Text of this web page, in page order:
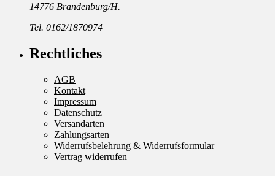
14776 Brandenburg/H.
Tel. 0162/1870974
Rechtliches
AGB
Kontakt
Impressum
Datenschutz
Versandarten
Zahlungsarten
Widerrufsbelehrung & Widerrufsformular
Vertrag widerrufen